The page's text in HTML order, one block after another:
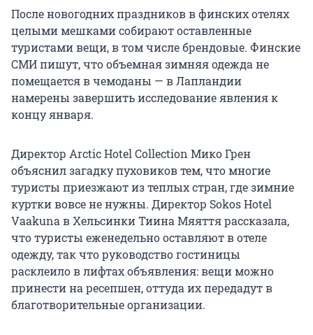
После новогодних праздников в финских отелях
целыми мешками собирают оставленные
туристами вещи, в том числе брендовые. Финские
СМИ пишут, что объемная зимняя одежда не
помещается в чемоданы — в Лапландии
намерены завершить исследование явления к
концу января.
Директор Arctic Hotel Collection Мико Грен
объяснил загадку пуховиков тем, что многие
туристы приезжают из теплых стран, где зимние
куртки вовсе не нужны. Директор Sokos Hotel
Vaakuna в Хельсинки Тиина Мяяття рассказала,
что туристы еженедельно оставляют в отеле
одежду, так что руководство гостиницы
расклеило в лифтах объявления: вещи можно
принести на ресепшен, оттуда их передадут в
благотворительные организации.